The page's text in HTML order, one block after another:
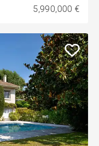
5,990,000 €